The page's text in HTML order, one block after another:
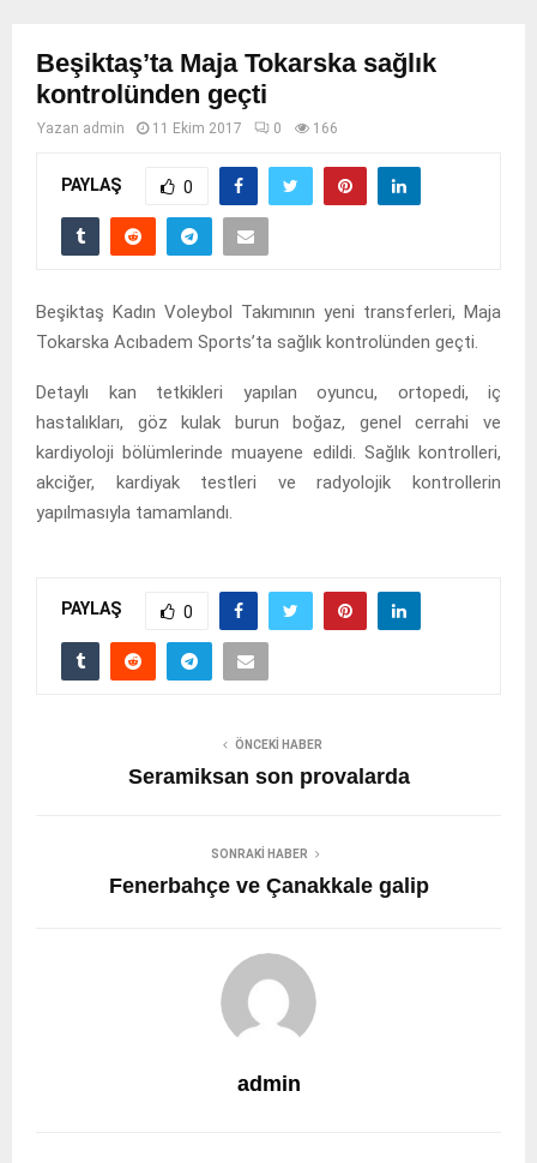
Beşiktaş’ta Maja Tokarska sağlık
kontrolünden geçti
Yazan admin 11 Ekim 2017 0 166
PAYLAŞ 0
Beşiktaş Kadın Voleybol Takımının yeni transferleri, Maja
Tokarska Acıbadem Sports’ta sağlık kontrolünden geçti.
Detaylı kan tetkikleri yapılan oyuncu, ortopedi, iç
hastalıkları, göz kulak burun boğaz, genel cerrahi ve
kardiyoloji bölümlerinde muayene edildi. Sağlık kontrolleri,
akciğer, kardiyak testleri ve radyolojik kontrollerin
yapılmasıyla tamamlandı.
PAYLAŞ 0
ÖNCEKI HABER
Seramiksan son provalarda
SONRAKI HABER
Fenerbahçe ve Çanakkale galip
admin